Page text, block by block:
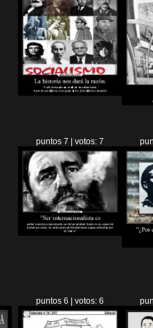
puntos 7 | votos: 7
puntos 6 | votos: 6